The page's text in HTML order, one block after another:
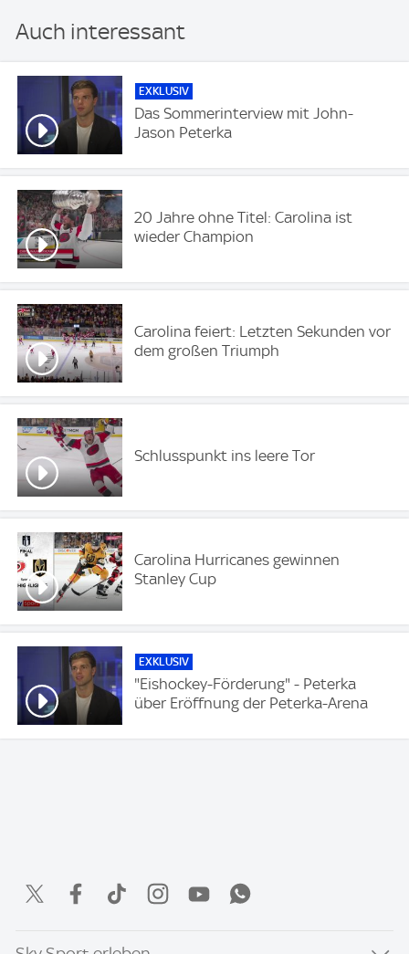
Auch interessant
EXKLUSIV
Das Sommerinterview mit John-
Jason Peterka
20 Jahre ohne Titel: Carolina ist
wieder Champion
Carolina feiert: Letzten Sekunden vor
dem großen Triumph
Schlusspunkt ins leere Tor
Carolina Hurricanes gewinnen
Stanley Cup
EXKLUSIV
"Eishockey-Förderung" - Peterka
über Eröffnung der Peterka-Arena